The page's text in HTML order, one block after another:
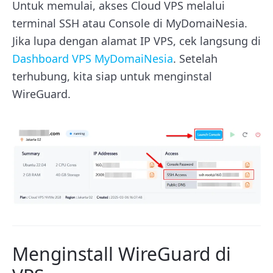
Untuk memulai, akses Cloud VPS melalui
terminal SSH atau Console di MyDomaiNesia.
Jika lupa dengan alamat IP VPS, cek langsung di
Dashboard VPS MyDomaiNesia. Setelah
terhubung, kita siap untuk menginstal
WireGuard.
Menginstall WireGuard di